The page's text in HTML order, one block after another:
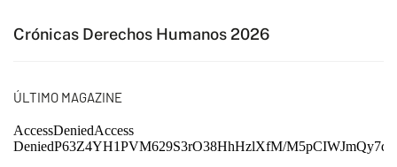
Crónicas Derechos Humanos 2026
ÚLTIMO MAGAZINE